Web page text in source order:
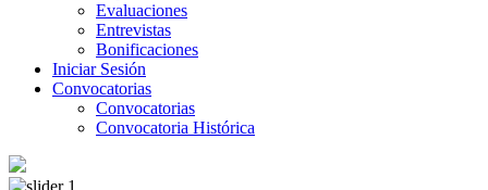
Evaluaciones
Entrevistas
Bonificaciones
Iniciar Sesión
Convocatorias
Convocatorias
Convocatoria Histórica